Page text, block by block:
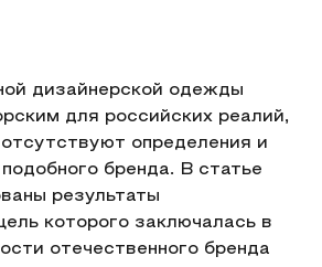
дизайнерской одежды
для российских реалий,
определения и
бренда. В статье
результаты
которого заключалась в
отечественного бренда